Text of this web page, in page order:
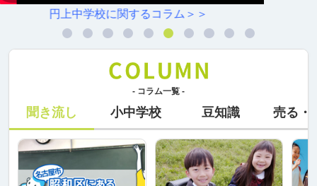
白金小学校に関するコラム＞＞
- コラム一覧 -
聞き流し 小中学校 豆知識 売る・